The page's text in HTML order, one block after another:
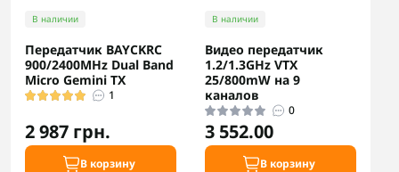
В наличии
Передатчик BAYCKRC
900/2400MHz Dual Band
Micro Gemini TX
1
2 987 грн.
В корзину
В наличии
Видео передатчик
1.2/1.3GHz VTX
25/800mW на 9
каналов
0
3 552.00
В корзину